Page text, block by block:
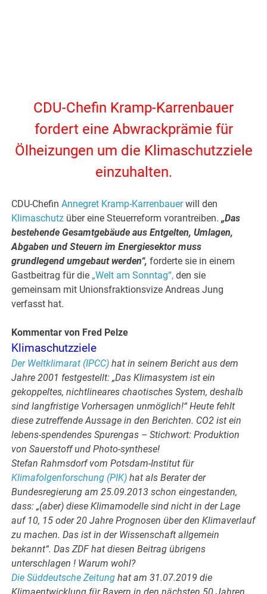
CDU-Chefin Kramp-Karrenbauer
fordert eine Abwrackprämie für
Ölheizungen um die Klimaschutzziele
einzuhalten.
CDU-ChefinAnnegret Kramp-Karrenbauerwill den
Klimaschutz über eine Steuerreform vorantreiben. „Das
bestehende Gesamtgebäude aus Entgelten, Umlagen,
Abgaben und Steuern im Energiesektor muss
grundlegend umgebaut werden“, forderte sie in einem
Gastbeitrag für die „Welt am Sonntag“, den sie
gemeinsam mit Unionsfraktionsvize Andreas Jung
verfasst hat.
Kommentar von Fred Pelze
Klimaschutzziele
Der Weltklimarat (IPCC) hat in seinem Bericht aus dem
Jahre 2001 festgestellt: „Das Klimasystem ist ein
gekoppeltes, nichtlineares chaotisches System, deshalb
sind langfristige Vorhersagen unmöglich!“ Heute fehlt
diese zutreffende Aussage in den Berichten. CO2 ist ein
lebens-spendendes Spurengas – Stichwort: Produktion
von Sauerstoff und Photo-synthese!
Stefan Rahmsdorf vom Potsdam-Institut für
Klimafolgenforschung (PIK) hat als Berater der
Bundesregierung am 25.09.2013 schon eingestanden,
dass: „(aber) diese Klimamodelle sind nicht in der Lage
auf 10, 15 oder 20 Jahre Prognosen über den Klimaverlauf
zu machen. Das ist in der Wissenschaft allgemein
bekannt“. Das ZDF hat diesen Beitrag übrigens
unterschlagen ! Warum wohl?
Die Süddeutsche Zeitung hat am 31.07.2019 die